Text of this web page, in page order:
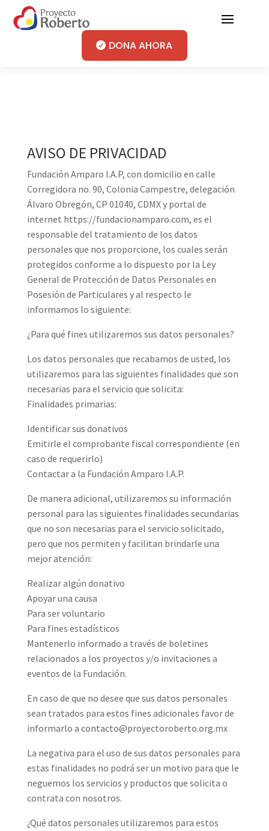
DONA AHORA
AVISO DE PRIVACIDAD
Fundación Amparo I.A.P, con domicilio en calle
Corregidora no. 90, Colonia Campestre, delegación
Álvaro Obregón, CP 01040, CDMX y portal de
internet https://fundacionamparo.com, es el
responsable del tratamiento de los datos
personales que nos proporcione, los cuales serán
protegidos conforme a lo dispuesto por la Ley
General de Protección de Datos Personales en
Posesión de Particulares y al respecto le
informamos lo siguiente:
¿Para qué fines utilizaremos sus datos personales?
Los datos personales que recabamos de usted, los
utilizaremos para las siguientes finalidades que son
necesarias para el servicio que solicita:
Finalidades primarias:
Identificar sus donativos
Emitirle el comprobante fiscal correspondiente (en
caso de requerirlo)
Contactar a la Fundación Amparo I.A.P.
De manera adicional, utilizaremos su información
personal para las siguientes finalidades secundarias
que no son necesarias para el servicio solicitado,
pero que nos permiten y facilitan brindarle una
mejor atención:
Realizar algún donativo
Apoyar una causa
Para ser voluntario
Para fines estadísticos
Mantenerlo informado a través de boletines
relacionados a los proyectos y/o invitaciones a
eventos de la Fundación.
En caso de que no desee que sus datos personales
sean tratados para estos fines adicionales favor de
informarlo a contacto@proyectoroberto.org.mx
La negativa para el uso de sus datos personales para
estas finalidades no podrá ser un motivo para que le
neguemos los servicios y productos que solicita o
contrata con nosotros.
¿Qué datos personales utilizaremos para estos